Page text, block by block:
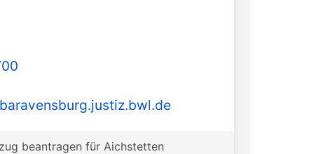
beantragen für Aichstetten